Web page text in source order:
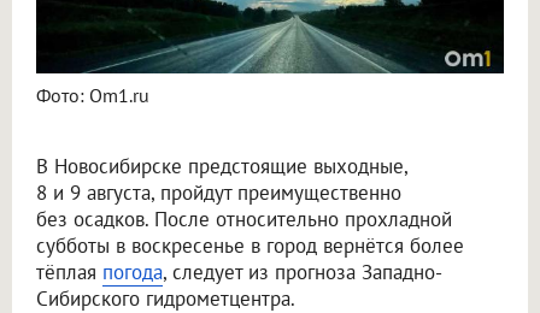
Фото: Om1.ru
В Новосибирске предстоящие выходные,
8 и 9 августа, пройдут преимущественно
без осадков. После относительно прохладной
субботы в воскресенье в город вернётся более
тёплая погода, следует из прогноза Западно-
Сибирского гидрометцентра.